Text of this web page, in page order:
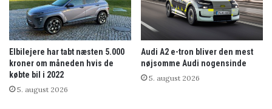
Elbilejere har tabt næsten 5.000
kroner om måneden hvis de
købte bil i 2022
5. august 2026
Audi A2 e-tron bliver den mest
nøjsomme Audi nogensinde
5. august 2026